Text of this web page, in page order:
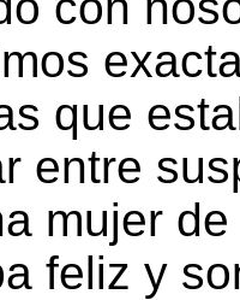
que
entre
mujer
feliz y